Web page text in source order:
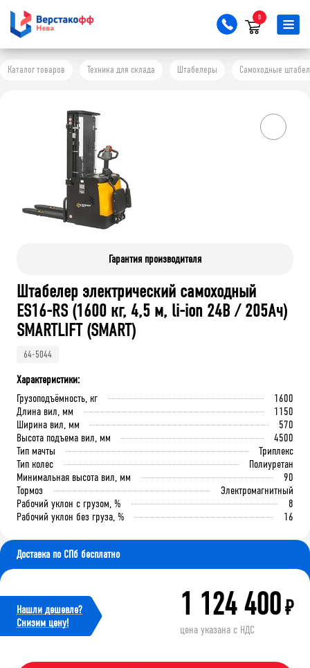
0
Каталог товаров Техника для склада Штабелеры Самоходные
Гарантия производителя
Штабелер электрический самоходный
ES16-RS (1600 кг, 4,5 м, li-ion 24В / 205Ач)
SMARTLIFT (SMART)
64-5044
Характеристики:
Грузоподъёмность, кг
1600
Длина вил, мм
1150
Ширина вил, мм
570
Высота подъема вил, мм
4500
Тип мачты
Триплекс
Тип колес
Полиуретан
Минимальная высота вил, мм
90
Тормоз
Электромагнитный
Рабочий уклон с грузом, %
8
Рабочий уклон без груза, %
16
Доставка по СПб бесплатно
Нашли дешевле?
Cнизим цену!
1 124 400₽
цена указана с НДС